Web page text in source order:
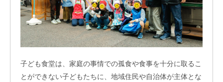
子ども食堂は、家庭の事情での孤食や食事を十分に取るこ
とができない子どもたちに、地域住民や自治体が主体とな